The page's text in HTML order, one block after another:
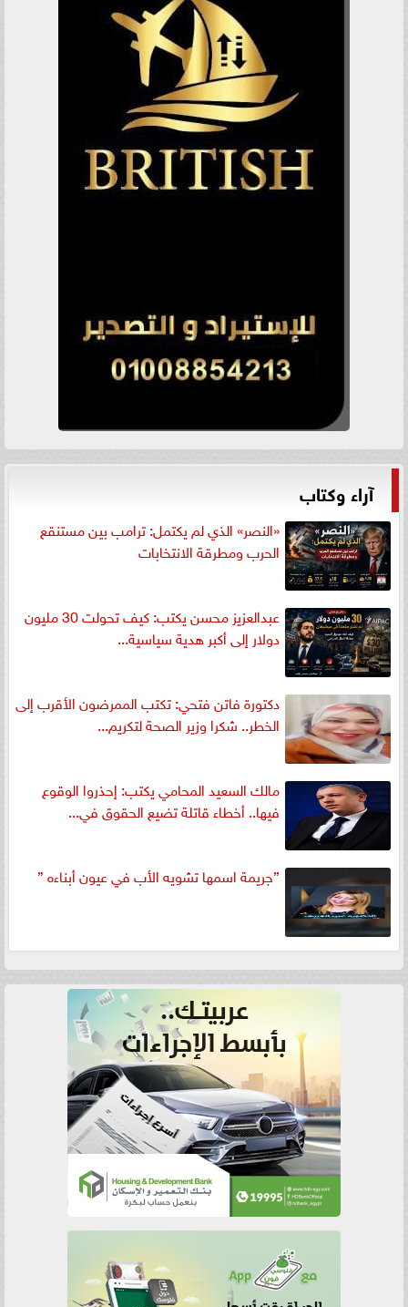
آراء وكتاب
«النصر» الذي لم يكتمل: ترامب بين مستنقع
الحرب ومطرقة الانتخابات
عبدالعزيز محسن يكتب: كيف تحولت 30 مليون
دولار إلى أكبر هدية سياسية...
دكتورة فاتن فتحي: تكتب الممرضون الأقرب إلى
الخطر.. شكرا وزير الصحة لتكريم...
مالك السعيد المحامي يكتب: إحذروا الوقوع
فيها.. أخطاء قاتلة تضيع الحقوق في...
”جريمة اسمها تشويه الأب في عيون أبناءه ”